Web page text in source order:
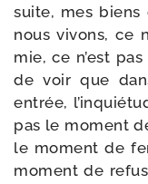
suite, mes biens
nous vivons, ce
mie, ce n’est
de voir que
entrée,
pas le moment
le moment de
moment de